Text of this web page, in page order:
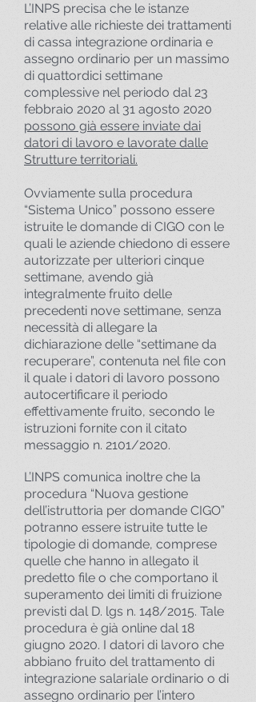
L’INPS precisa che le istanze
relative alle richieste dei trattamenti
di cassa integrazione ordinaria e
assegno ordinario per un massimo
di quattordici settimane
complessive nel periodo dal 23
febbraio 2020 al 31 agosto 2020
possono già essere inviate dai
datori di lavoro e lavorate dalle
Strutture territoriali.
Ovviamente sulla procedura
“Sistema Unico” possono essere
istruite le domande di CIGO con le
quali le aziende chiedono di essere
autorizzate per ulteriori cinque
settimane, avendo già
integralmente fruito delle
precedenti nove settimane, senza
necessità di allegare la
dichiarazione delle “settimane da
recuperare”, contenuta nel file con
il quale i datori di lavoro possono
autocertificare il periodo
effettivamente fruito, secondo le
istruzioni fornite con il citato
messaggio n. 2101/2020.
L’INPS comunica inoltre che la
procedura “Nuova gestione
dell’istruttoria per domande CIGO”
potranno essere istruite tutte le
tipologie di domande, comprese
quelle che hanno in allegato il
predetto file o che comportano il
superamento dei limiti di fruizione
previsti dal D. lgs n. 148/2015. Tale
procedura è già online dal 18
giugno 2020. I datori di lavoro che
abbiano fruito del trattamento di
integrazione salariale ordinario o di
assegno ordinario per l’intero